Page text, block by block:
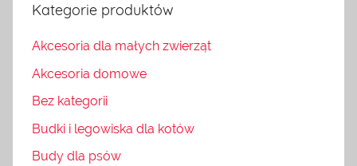
Kategorie produktów
Akcesoria dla małych zwierząt
Akcesoria domowe
Bez kategorii
Budki i legowiska dla kotów
Budy dla psów